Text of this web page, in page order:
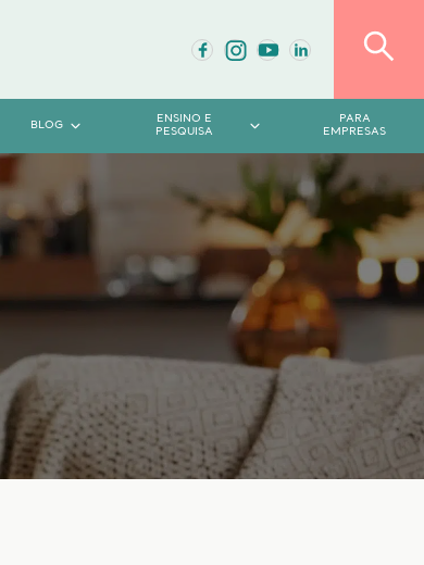
BLOG
ENSINO E
PESQUISA
PARA
EMPRESAS